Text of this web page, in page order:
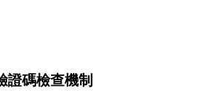
證碼檢查機制